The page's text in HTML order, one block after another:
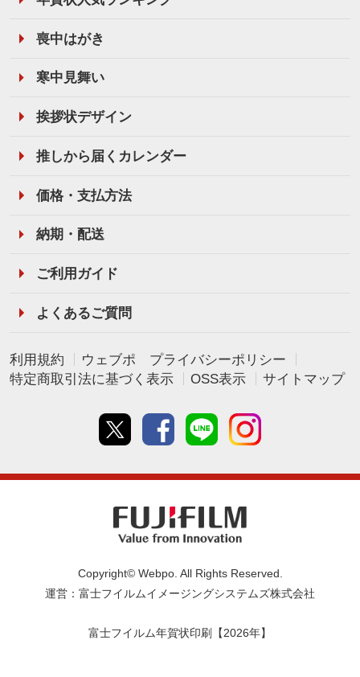
喪中はがき
寒中見舞い
挨拶状デザイン
推しから届くカレンダー
価格・支払方法
納期・配送
ご利用ガイド
よくあるご質問
利用規約
ウェブポ プライバシーポリシー
特定商取引法に基づく表示
OSS表示 サイトマップ
Twitter Facebookline
Copyright© Webpo. All Rights Reserved.
運営：富士フイルムイメージングシステムズ株式会社
富士フイルム年賀状印刷【2026年】